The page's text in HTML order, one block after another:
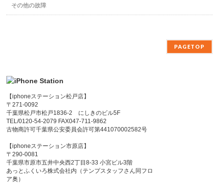
その他の故障
PAGETOP
【iphoneステーション松戸店】
〒271-0092
千葉県松戸市松戸1836-2 にしきのビル5F
TEL/0120-54-2079 FAX047-711-9862
古物商許可千葉県公安委員会許可第441070002582号
【iphoneステーション市原店】
〒290-0081
千葉県市原市五井中央西2丁目8-33 小宮ビル3階
あっとふくいろ株式会社内（テンプスタッフさん同フロ
ア奥）